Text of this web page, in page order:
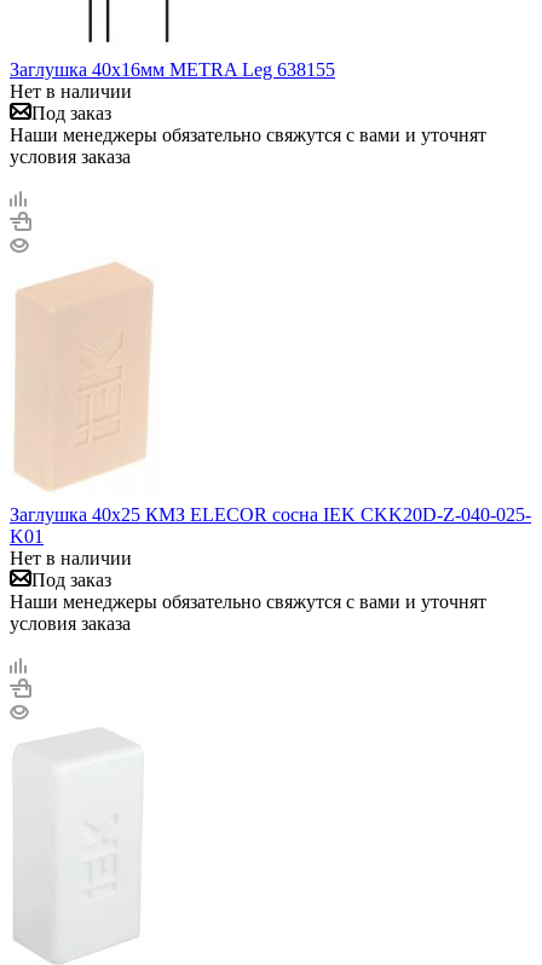
Заглушка 40х16мм METRA Leg 638155
Нет в наличии
Под заказ
Наши менеджеры обязательно свяжутся с вами и уточнят
условия заказа
Заглушка 40х25 КМЗ ELECOR сосна IEK CKK20D-Z-040-025-
K01
Нет в наличии
Под заказ
Наши менеджеры обязательно свяжутся с вами и уточнят
условия заказа